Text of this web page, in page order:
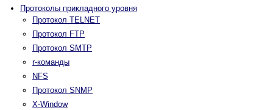
Протоколы прикладного уровня
Протокол TELNET
Протокол FTP
Протокол SMTP
r-команды
NFS
Протокол SNMP
X-Window